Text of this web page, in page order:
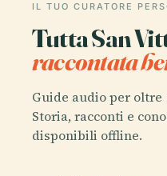
IL TUO CURATORE
Tutta San
raccontata
Guide audio per oltre
Storia, racconti e
disponibili offline.